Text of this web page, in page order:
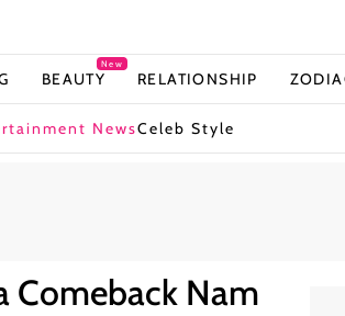
BEAUTY
New
RELATIONSHIP
NewsCeleb Style
Comeback Nam